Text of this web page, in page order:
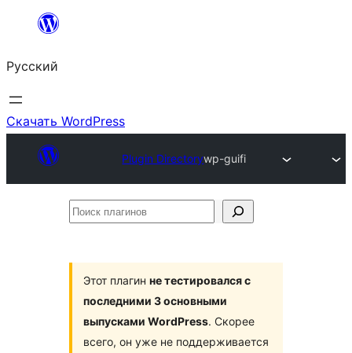
Перейти
содержимому
Русский
Скачать WordPress
Plugin Directorywp-guifi
Поиск
Этот плагин не тестировался с
последними 3 основными
выпусками WordPress. Скорее
всего, он уже не поддерживается